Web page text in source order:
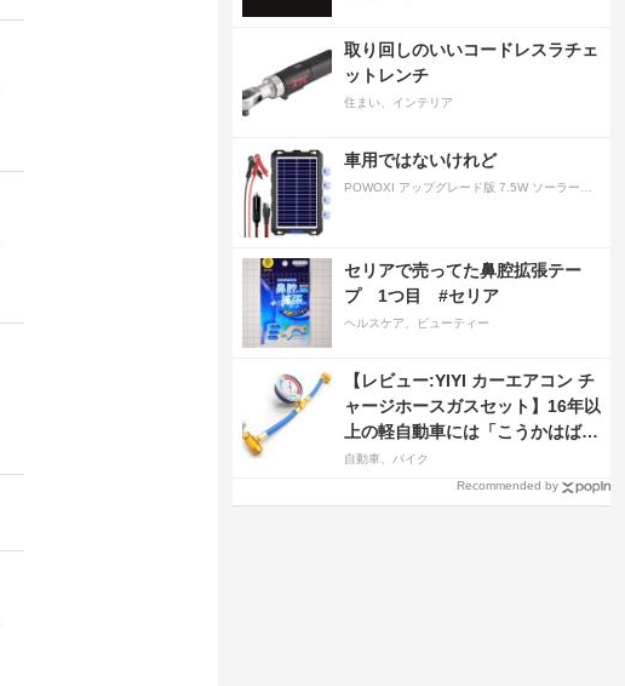
取り回しのいいコードレスラチェ
ットレンチ
住まい、インテリア
車用ではないけれど
セリアで売ってた鼻腔拡張テー
プ 1つ目 #セリア
ヘルスケア、ビューティー
【レビュー:YIYI カーエアコン チ
ャージホースガスセット】16年以
上の軽自動車には「こうかはばつ
ぐんだ」が…
自動車、バイク
Recommended by